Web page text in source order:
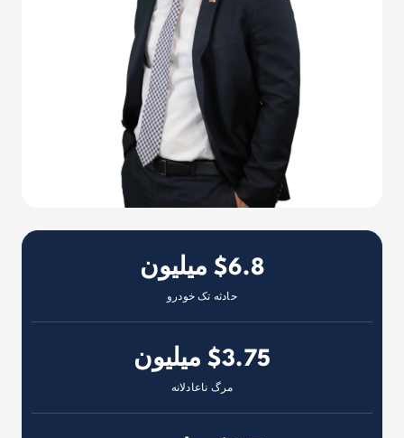
$6.8 میلیون
حادثه تک خودرو
$3.75 میلیون
مرگ ناعادلانه